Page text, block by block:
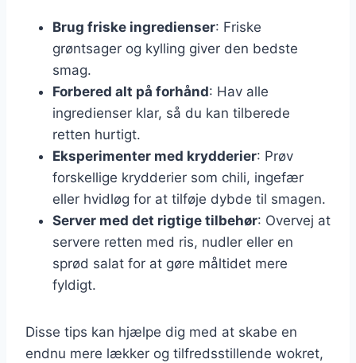
Brug friske ingredienser: Friske
grøntsager og kylling giver den bedste
smag.
Forbered alt på forhånd: Hav alle
ingredienser klar, så du kan tilberede
retten hurtigt.
Eksperimenter med krydderier: Prøv
forskellige krydderier som chili, ingefær
eller hvidløg for at tilføje dybde til smagen.
Server med det rigtige tilbehør: Overvej at
servere retten med ris, nudler eller en
sprød salat for at gøre måltidet mere
fyldigt.
Disse tips kan hjælpe dig med at skabe en
endnu mere lækker og tilfredsstillende wokret,